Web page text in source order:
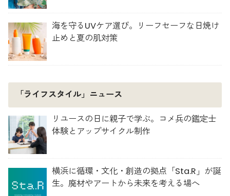
海を守るUVケア選び。リーフセーフな日焼け
止めと夏の肌対策
「ライフスタイル」ニュース
リユースの日に親子で学ぶ。コメ兵の鑑定士
体験とアップサイクル制作
横浜に循環・文化・創造の拠点「Sta.R」が誕
生。廃材やアートから未来を考える場へ